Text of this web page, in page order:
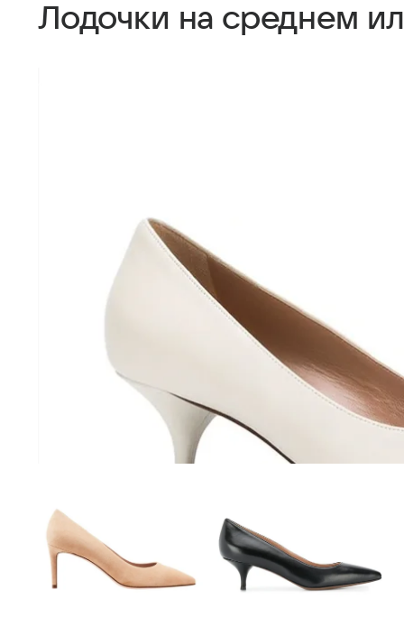
Лодочки на среднем